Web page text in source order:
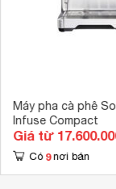
Máy pha cà phê
Màu sắc đa
Máy pha cà phê
Infuse Compact
Giá từ
Có 9 nơi bán